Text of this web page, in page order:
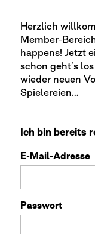
Herzlich
Member-
happens! Jetzt
schon geht’s
wieder neuen
Spielereien…
Ich bin bereits
E-Mail-Adresse
Passwort